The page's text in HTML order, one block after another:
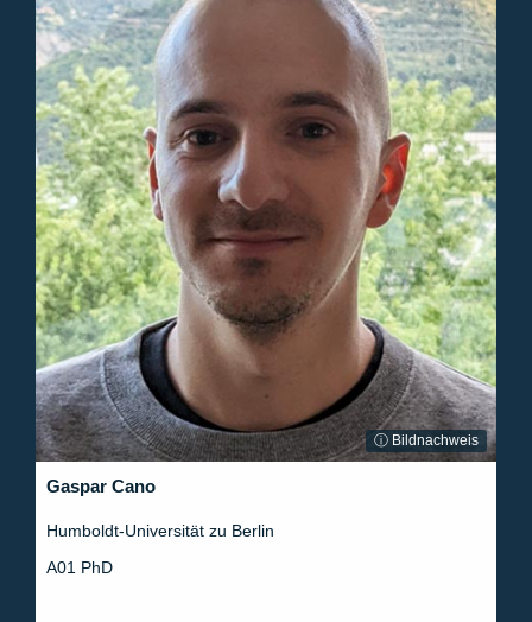
ⓘ Bildnachweis
Gaspar Cano
Humboldt-Universität zu Berlin
A01 PhD